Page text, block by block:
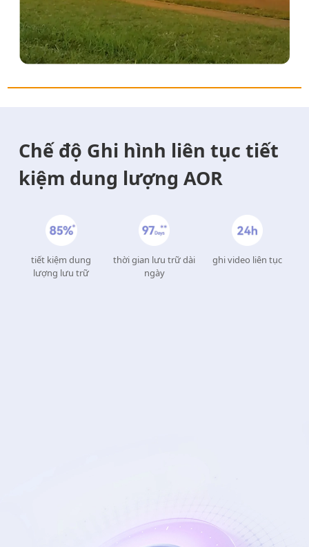
Chế độ Ghi hình liên tục tiết
kiệm dung lượng AOR
tiết kiệm dung
lượng lưu trữ
thời gian lưu trữ dài
ngày
ghi video liên tục